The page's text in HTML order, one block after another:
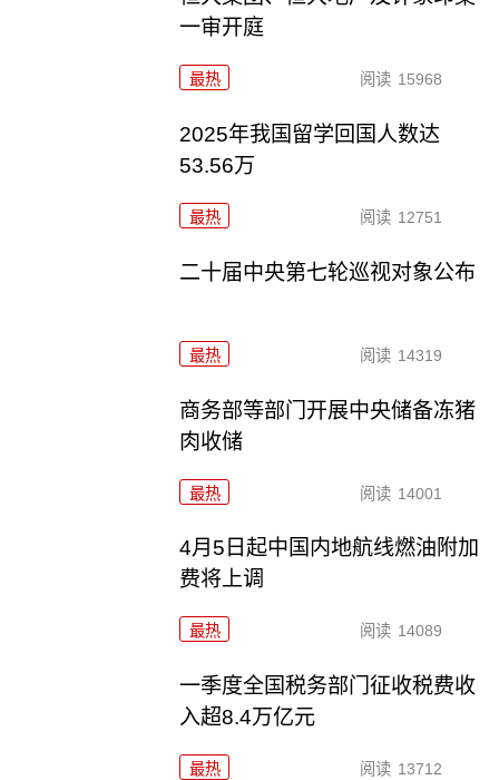
一审开庭
最热 阅读 15968
2025年我国留学回国人数达
53.56万
最热 阅读 12751
二十届中央第七轮巡视对象公布
最热 阅读 14319
商务部等部门开展中央储备冻猪
肉收储
最热 阅读 14001
4月5日起中国内地航线燃油附加
费将上调
最热 阅读 14089
一季度全国税务部门征收税费收
入超8.4万亿元
最热 阅读 13712